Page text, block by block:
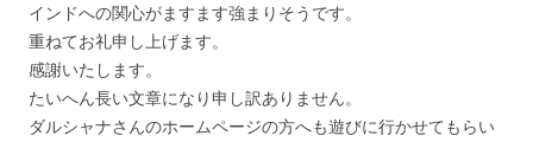
インドへの関心がますます強まりそうです。
重ねてお礼申し上げます。
感謝いたします。
たいへん長い文章になり申し訳ありません。
ダルシャナさんのホームページの方へも遊びに行かせてもらい